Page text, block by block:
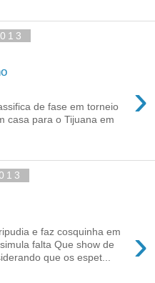
›
de fase em torneio
casa para o Tijuana em
›
e faz cosquinha em
falta Que show de
que os espet...